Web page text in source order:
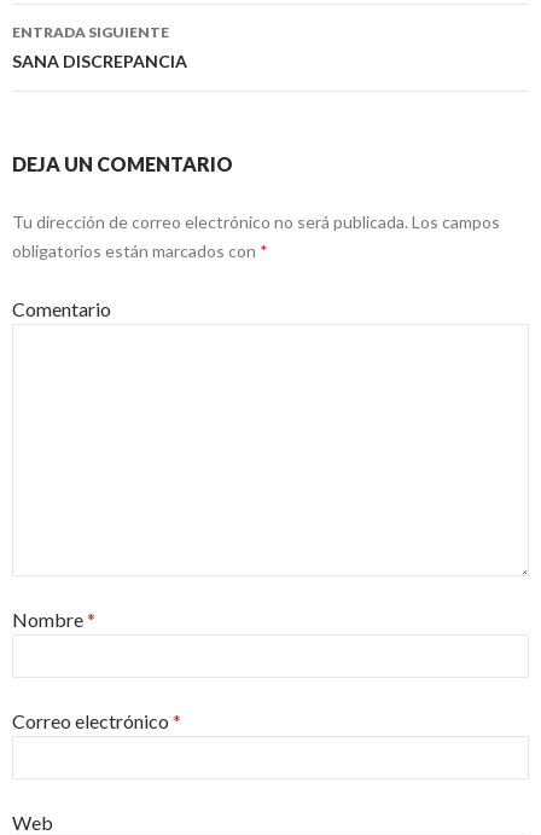
de
entradas
ENTRADA SIGUIENTE
SANA DISCREPANCIA
DEJA UN COMENTARIO
Tu dirección de correo electrónico no será publicada. Los campos
obligatorios están marcados con *
Comentario
Nombre*
Correo electrónico *
Web